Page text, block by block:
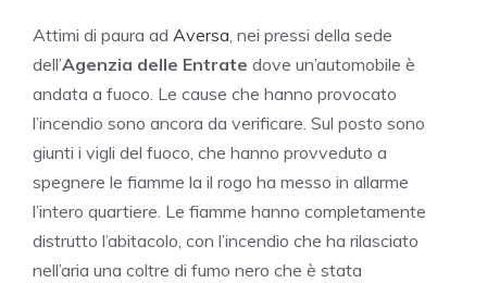
Attimi di paura ad Aversa, nei pressi della sede
dell’Agenzia delle Entrate dove un’automobile è
andata a fuoco. Le cause che hanno provocato
l’incendio sono ancora da verificare. Sul posto sono
giunti i vigli del fuoco, che hanno provveduto a
spegnere le fiamme la il rogo ha messo in allarme
l’intero quartiere. Le fiamme hanno completamente
distrutto l’abitacolo, con l’incendio che ha rilasciato
nell’aria una coltre di fumo nero che è stata